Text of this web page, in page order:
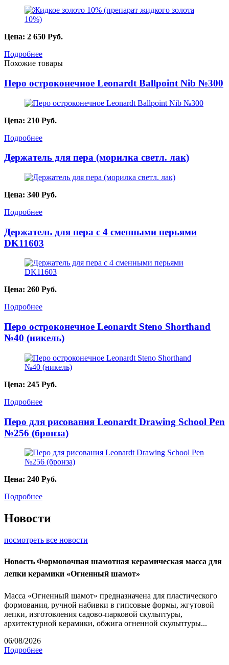
Цена: 2 650 Руб.
Подробнее
Похожие товары
Перо остроконечное Leonardt Ballpoint Nib №300
Цена: 210 Руб.
Подробнее
Держатель для пера (морилка светл. лак)
Цена: 340 Руб.
Подробнее
Держатель для пера с 4 сменными перьями
DK11603
Цена: 260 Руб.
Подробнее
Перо остроконечное Leonardt Steno Shorthand
№40 (никель)
Цена: 245 Руб.
Подробнее
Перо для рисования Leonardt Drawing School Pen
№256 (бронза)
Цена: 240 Руб.
Подробнее
Новости
посмотреть все новости
Новость Формовочная шамотная керамическая масса для
лепки керамики «Огненный шамот»
Масса «Огненный шамот» предназначена для пластического
формования, ручной набивки в гипсовые формы, жгутовой
лепки, изготовления садово-парковой скульптуры,
архитектурной керамики, обжига огненной скульптуры...
06/08/2026
Подробнее